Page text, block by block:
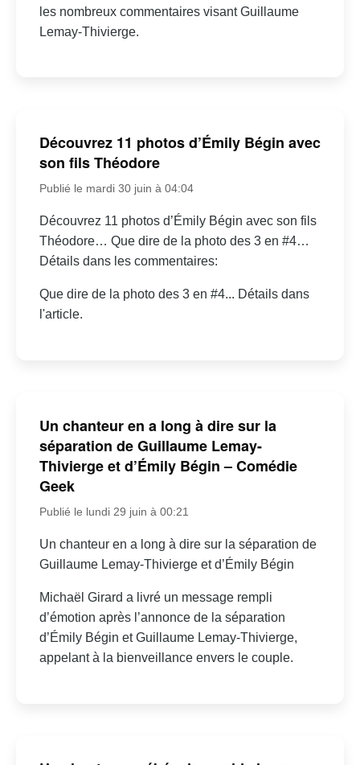
les nombreux commentaires visant Guillaume
Lemay-Thivierge.
Découvrez 11 photos d’Émily Bégin avec
son fils Théodore
Publié le mardi 30 juin à 04:04
Découvrez 11 photos d’Émily Bégin avec son fils
Théodore… Que dire de la photo des 3 en #4…
Détails dans les commentaires:
Que dire de la photo des 3 en #4... Détails dans
l'article.
Un chanteur en a long à dire sur la
séparation de Guillaume Lemay-
Thivierge et d’Émily Bégin – Comédie
Geek
Publié le lundi 29 juin à 00:21
Un chanteur en a long à dire sur la séparation de
Guillaume Lemay-Thivierge et d’Émily Bégin
Michaël Girard a livré un message rempli
d’émotion après l’annonce de la séparation
d’Émily Bégin et Guillaume Lemay-Thivierge,
appelant à la bienveillance envers le couple.